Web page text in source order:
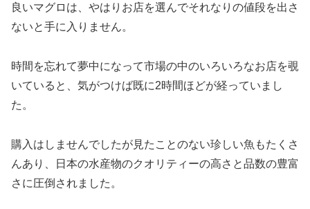
良いマグロは、やはりお店を選んでそれなりの値段を出さ
ないと手に入りません。
時間を忘れて夢中になって市場の中のいろいろなお店を覗
いていると、気がつけば既に2時間ほどが経っていまし
た。
購入はしませんでしたが見たことのない珍しい魚もたくさ
んあり、日本の水産物のクオリティーの高さと品数の豊富
さに圧倒されました。